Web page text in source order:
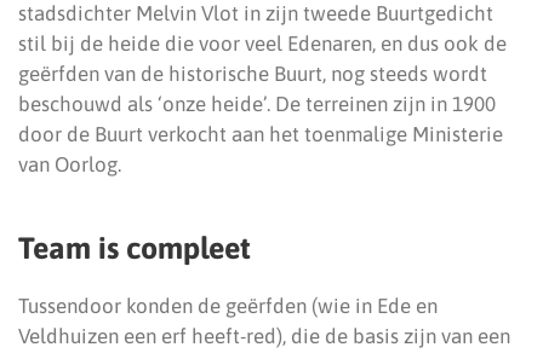
stadsdichter Melvin Vlot in zijn tweede Buurtgedicht
stil bij de heide die voor veel Edenaren, en dus ook de
geërfden van de historische Buurt, nog steeds wordt
beschouwd als ‘onze heide’. De terreinen zijn in 1900
door de Buurt verkocht aan het toenmalige Ministerie
van Oorlog.
Team is compleet
Tussendoor konden de geërfden (wie in Ede en
Veldhuizen een erf heeft-red), die de basis zijn van een